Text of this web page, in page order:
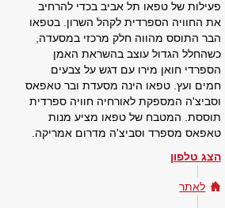
פעילות של טפאו תל אביב בכדי להרחיב
את החוויה הספרדית לקהל השרון. בטפאו
הבר התוסס מהווה חלק מרכזי במסעדה,
כשהחלל הגדול עוצב בהשראת האמן
הספרדי חואן מירו עם דגש על צבעים
חמים ועץ. טפאו הינה מסעדת ובר טאפאס
וסביצ'ה המספקת לאורחיה חוויה ספרדית
תוססת. המטבח של טפאו מציע מנות
טאפאס מספרד וסביצ'ה מדרום אמריקה.
הצג טלפון
לאתר